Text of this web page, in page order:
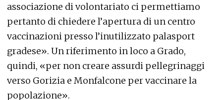
associazione di volontariato ci permettiamo
pertanto di chiedere l’apertura di un centro
vaccinazioni presso l’inutilizzato palasport
gradese». Un riferimento in loco a Grado,
quindi, «per non creare assurdi pellegrinaggi
verso Gorizia e Monfalcone per vaccinare la
popolazione».